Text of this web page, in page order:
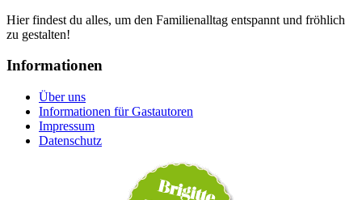
Hier findest du alles, um den Familienalltag entspannt und fröhlich
zu gestalten!
Informationen
Über uns
Informationen für Gastautoren
Impressum
Datenschutz